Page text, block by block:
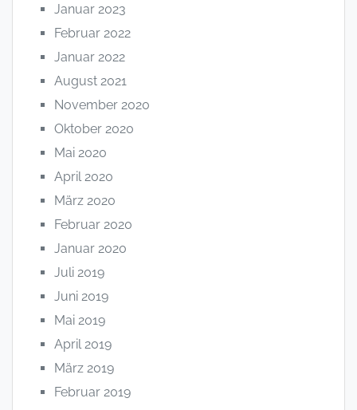
Januar 2023
Februar 2022
Januar 2022
August 2021
November 2020
Oktober 2020
Mai 2020
April 2020
März 2020
Februar 2020
Januar 2020
Juli 2019
Juni 2019
Mai 2019
April 2019
März 2019
Februar 2019